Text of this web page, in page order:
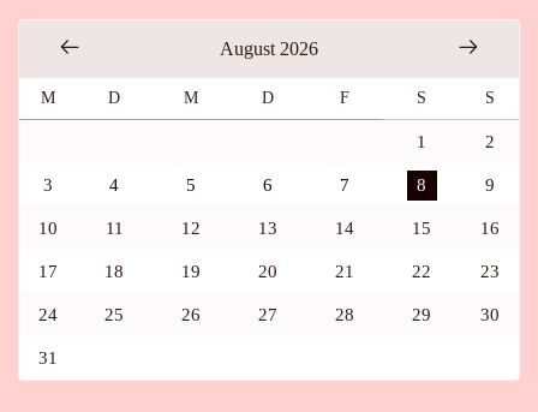
August 2026
M D M D F S S
1 2
3 4 5 6 7 8 9
10 11 12 13 14 15 16
17 18 19 20 21 22 23
24 25 26 27 28 29 30
31